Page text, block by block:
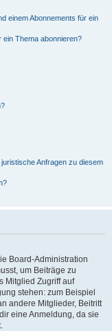
einem Abonnements für ein
Thema abonnieren?
Anfragen zu diesem
Board-Administration
um Beiträge zu
Mitglied Zugriff auf
stehen: zum Beispiel
andere Mitglieder, Beitritt
eine Anmeldung, da sie